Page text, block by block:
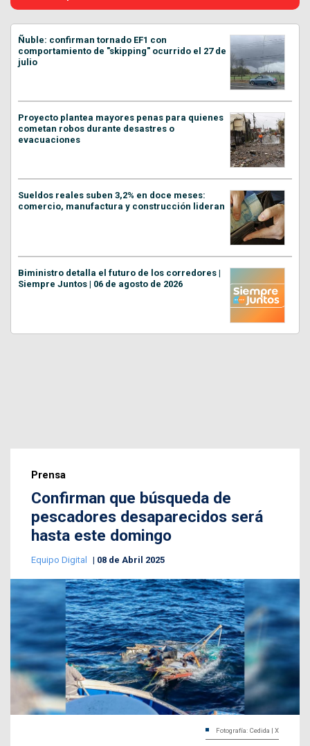
Ñuble: confirman tornado EF1 con
comportamiento de "skipping" ocurrido el 27 de
julio
Proyecto plantea mayores penas para quienes
cometan robos durante desastres o
evacuaciones
Sueldos reales suben 3,2% en doce meses:
comercio, manufactura y construcción lideran
Biministro detalla el futuro de los corredores |
Siempre Juntos | 06 de agosto de 2026
Prensa
Confirman que búsqueda de
pescadores desaparecidos será
hasta este domingo
Equipo Digital 08 de Abril 2025
Fotografía: Cedida | X